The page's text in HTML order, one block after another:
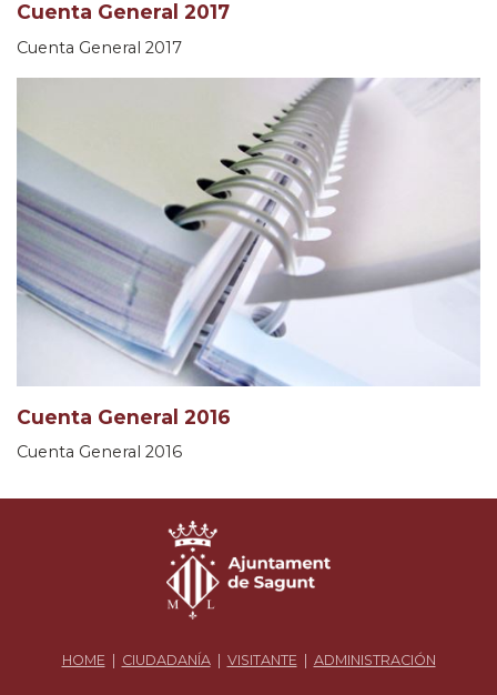
Cuenta General 2017
Cuenta General 2017
Cuenta General 2016
Cuenta General 2016
HOME CIUDADANÍA| VISITANTE ADMINISTRACIÓN